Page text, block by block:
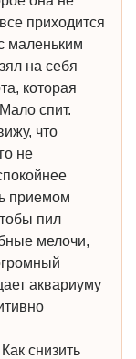
приходится
маленьким
на себя
которая
спит.
что
не
приемом
пил
мелочи,
аквариуму
снизить